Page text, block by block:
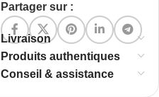
Partager sur :
Livraison
Produits authentiques
Conseil & assistance